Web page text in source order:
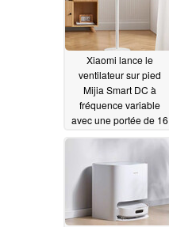
Xiaomi lance le
ventilateur sur pied
Mijia Smart DC à
fréquence variable
avec une portée de 16
m04/14/2022